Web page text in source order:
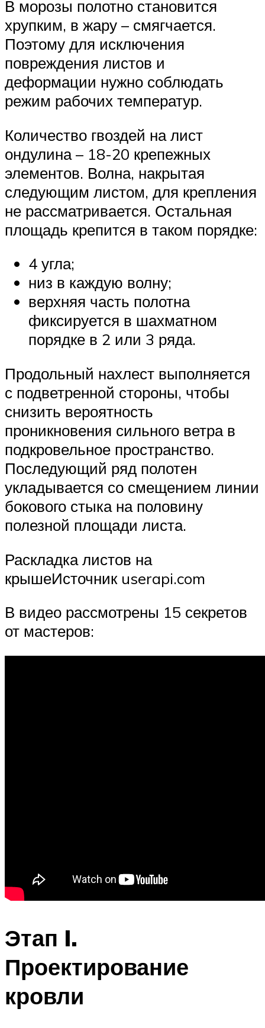
В морозы полотно становится
хрупким, в жару – смягчается.
Поэтому для исключения
повреждения листов и
деформации нужно соблюдать
режим рабочих температур.
Количество гвоздей на лист
ондулина – 18-20 крепежных
элементов. Волна, накрытая
следующим листом, для крепления
не рассматривается. Остальная
площадь крепится в таком порядке:
4 угла;
низ в каждую волну;
верхняя часть полотна
фиксируется в шахматном
порядке в 2 или 3 ряда.
Продольный нахлест выполняется
с подветренной стороны, чтобы
снизить вероятность
проникновения сильного ветра в
подкровельное пространство.
Последующий ряд полотен
укладывается со смещением линии
бокового стыка на половину
полезной площади листа.
Раскладка листов на
крышеИсточник userapi.com
В видео рассмотрены 15 секретов
от мастеров:
Этап I.
Проектирование
кровли